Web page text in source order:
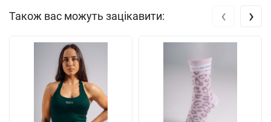
Також вас можуть зацікавити: ‹ ›